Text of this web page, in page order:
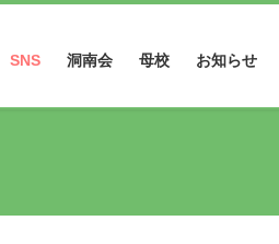
SNS 洞南会 母校 お知らせ